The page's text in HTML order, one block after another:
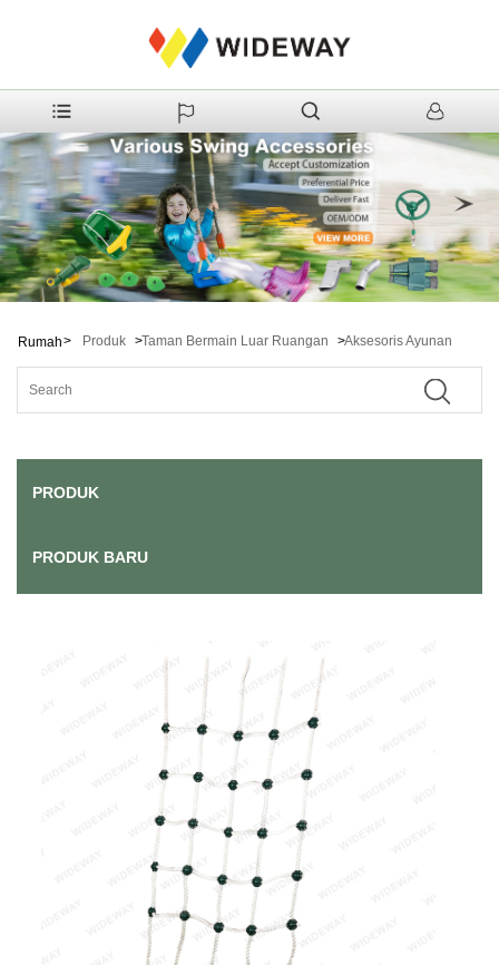
Rumah> Produk >Taman Bermain Luar Ruangan >Aksesoris Ayunan
PRODUK
PRODUK BARU